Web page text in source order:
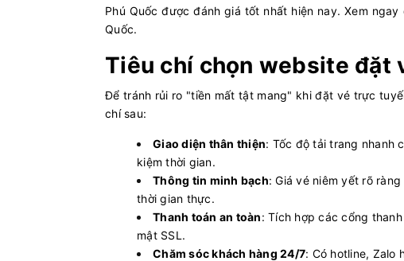
Phú Quốc được đánh giá tốt nhất hiện nay. Xem
Quốc.
Tiêu chí chọn website đặt
Để tránh rủi ro "tiền mất tật mang" khi đặt vé trực
chí sau:
Giao diện thân thiện: Tốc độ tải trang nhanh
kiệm thời gian.
Thông tin minh bạch: Giá vé niêm yết rõ
thời gian thực.
Thanh toán an toàn: Tích hợp các cổng
mật SSL.
Chăm sóc khách hàng 24/7: Có hotline, Zalo